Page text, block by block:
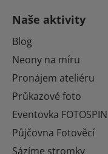
Naše aktivity
Blog
Neony na míru
Pronájem ateliéru
Průkazové foto
Eventovka FOTOSPIN
Půjčovna Fotověcí
Sázíme stromky